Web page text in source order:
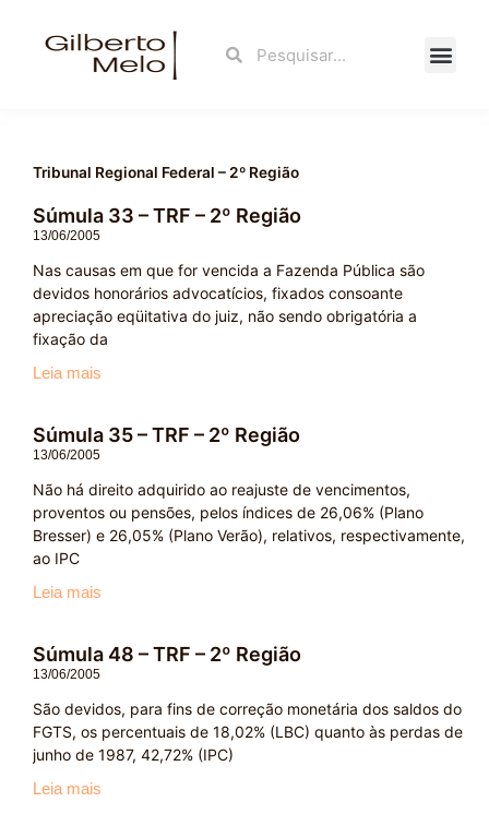
Search
Tribunal Regional Federal – 2º Região
Súmula 33 – TRF – 2º Região
13/06/2005
Nas causas em que for vencida a Fazenda Pública são
devidos honorários advocatícios, fixados consoante
apreciação eqüitativa do juiz, não sendo obrigatória a
fixação da
Leia mais
Súmula 35 – TRF – 2º Região
13/06/2005
Não há direito adquirido ao reajuste de vencimentos,
proventos ou pensões, pelos índices de 26,06% (Plano
Bresser) e 26,05% (Plano Verão), relativos, respectivamente,
ao IPC
Leia mais
Súmula 48 – TRF – 2º Região
13/06/2005
São devidos, para fins de correção monetária dos saldos do
FGTS, os percentuais de 18,02% (LBC) quanto às perdas de
junho de 1987, 42,72% (IPC)
Leia mais